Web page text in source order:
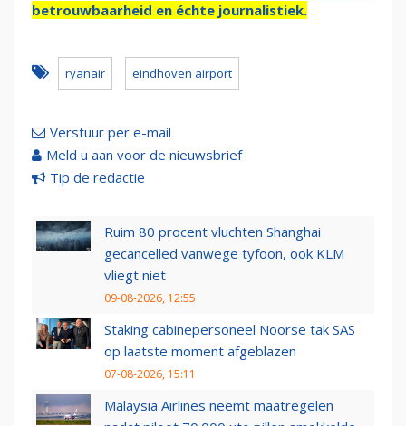
betrouwbaarheid en échte journalistiek.
ryanair eindhoven airport
Verstuur per e-mail
Meld u aan voor de nieuwsbrief
Tip de redactie
Ruim 80 procent vluchten Shanghai
gecancelled vanwege tyfoon, ook KLM
vliegt niet
09-08-2026, 12:55
Staking cabinepersoneel Noorse tak SAS
op laatste moment afgeblazen
07-08-2026, 15:11
Malaysia Airlines neemt maatregelen